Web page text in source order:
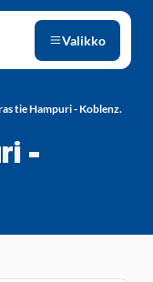
Valikko
tie Hampuri - Koblenz.
-